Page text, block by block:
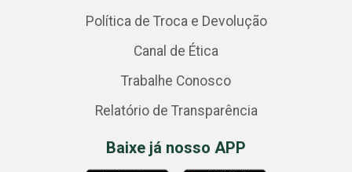
Política de Troca e Devolução
Canal de Ética
Trabalhe Conosco
Relatório de Transparência
Baixe já nosso APP